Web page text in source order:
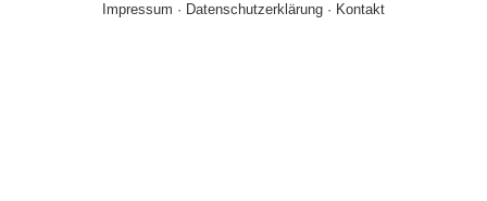
Impressum · Datenschutzerklärung · Kontakt